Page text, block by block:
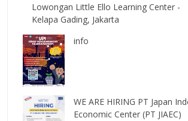
Lowongan Little Ello Learning Center -
Kelapa Gading, Jakarta
info
WE ARE HIRING PT Japan
Economic Center (PT JIAEC)